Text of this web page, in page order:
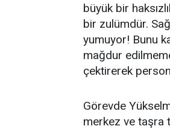
büyük bir
bir zulümdür.
yumuyor! Bunu
mağdur
çektirerek
Görevde
merkez ve taşra